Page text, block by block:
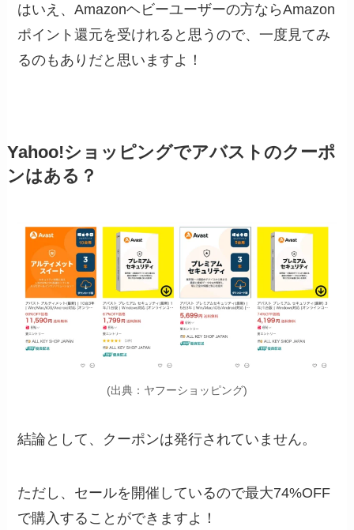
はいえ、Amazonヘビーユーザーの方ならAmazon
ポイント還元を受けれると思うので、一度見てみ
るのもありだと思いますよ！
Yahoo!ショッピングでアバストのクーポ
ンはある？
(出典：ヤフーショッピング)
結論として、クーポンは発行されていません。
ただし、セールを開催しているので最大74%OFF
で購入することができますよ！